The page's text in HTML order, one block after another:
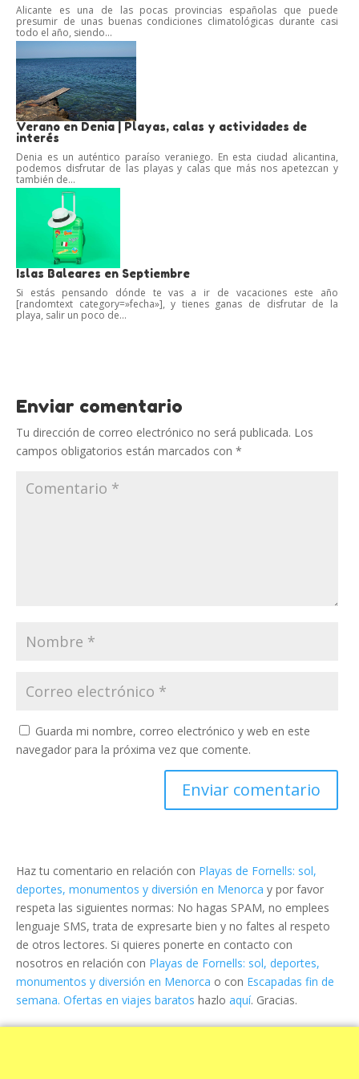
Alicante es una de las pocas provincias españolas que puede
presumir de unas buenas condiciones climatológicas durante casi
todo el año, siendo...
Verano en Denia | Playas, calas y actividades de
interés
Denia es un auténtico paraíso veraniego. En esta ciudad alicantina,
podemos disfrutar de las playas y calas que más nos apetezcan y
también de...
Islas Baleares en Septiembre
Si estás pensando dónde te vas a ir de vacaciones este año
[randomtext category=»fecha»], y tienes ganas de disfrutar de la
playa, salir un poco de...
Enviar comentario
Tu dirección de correo electrónico no será publicada. Los
campos obligatorios están marcados con *
Guarda mi nombre, correo electrónico y web en este
navegador para la próxima vez que comente.
Haz tu comentario en relación con Playas de Fornells: sol,
deportes, monumentos y diversión en Menorca y por favor
respeta las siguientes normas: No hagas SPAM, no emplees
lenguaje SMS, trata de expresarte bien y no faltes al respeto
de otros lectores. Si quieres ponerte en contacto con
nosotros en relación con Playas de Fornells: sol, deportes,
monumentos y diversión en Menorca o con Escapadas fin de
semana. Ofertas en viajes baratos hazlo aquí. Gracias.